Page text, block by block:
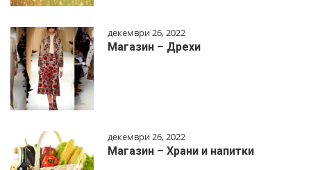
декември 26, 2022
Магазин – Дрехи
декември 26, 2022
Магазин – Храни и напитки